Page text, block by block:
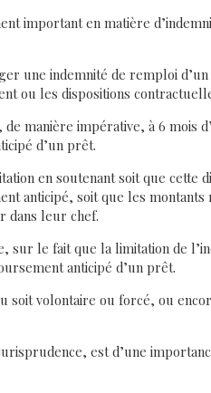
important en matière
une indemnité de remploi
ou les dispositions
manière impérative, à 6 mois
d’un prêt.
en soutenant soit que cette
anticipé, soit que les montants
dans leur chef.
le fait que la limitation de
anticipé d’un prêt.
volontaire ou forcé, ou
est d’une